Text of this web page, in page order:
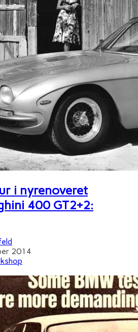
i nyrenoveret
400 GT2+2:
2014